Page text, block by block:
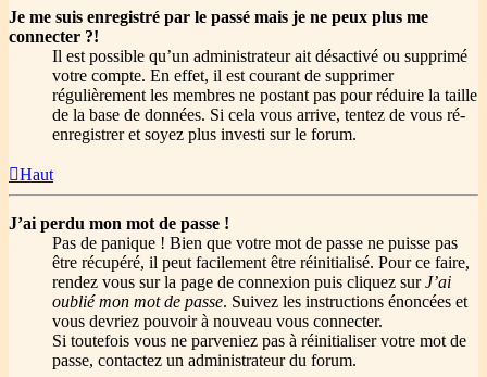
Je me suis enregistré par le passé mais je ne peux plus me
connecter ?!
Il est possible qu’un administrateur ait désactivé ou supprimé
votre compte. En effet, il est courant de supprimer
régulièrement les membres ne postant pas pour réduire la taille
de la base de données. Si cela vous arrive, tentez de vous ré-
enregistrer et soyez plus investi sur le forum.
Haut
J’ai perdu mon mot de passe !
Pas de panique ! Bien que votre mot de passe ne puisse pas
être récupéré, il peut facilement être réinitialisé. Pour ce faire,
rendez vous sur la page de connexion puis cliquez surJ’ai
oublié mon mot de passe. Suivez les instructions énoncées et
vous devriez pouvoir à nouveau vous connecter.
Si toutefois vous ne parveniez pas à réinitialiser votre mot de
passe, contactez un administrateur du forum.